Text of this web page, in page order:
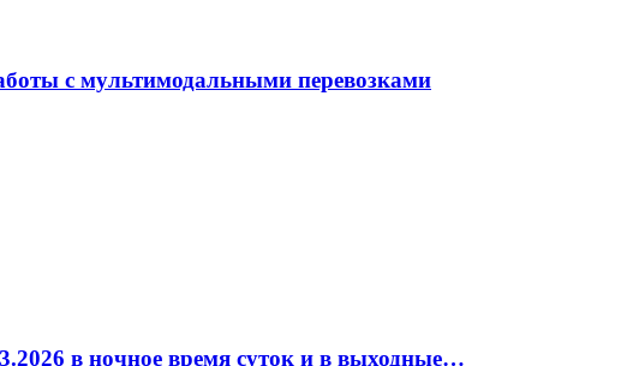
с мультимодальными перевозками
в ночное время суток и в выходные…